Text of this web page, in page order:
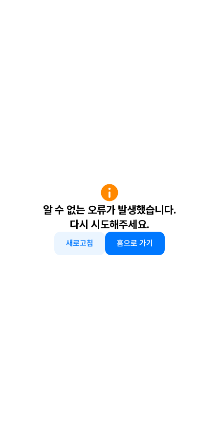
알 수 없는 오류가 발생했습니다.
다시 시도해주세요.
새로고침 홈으로 가기